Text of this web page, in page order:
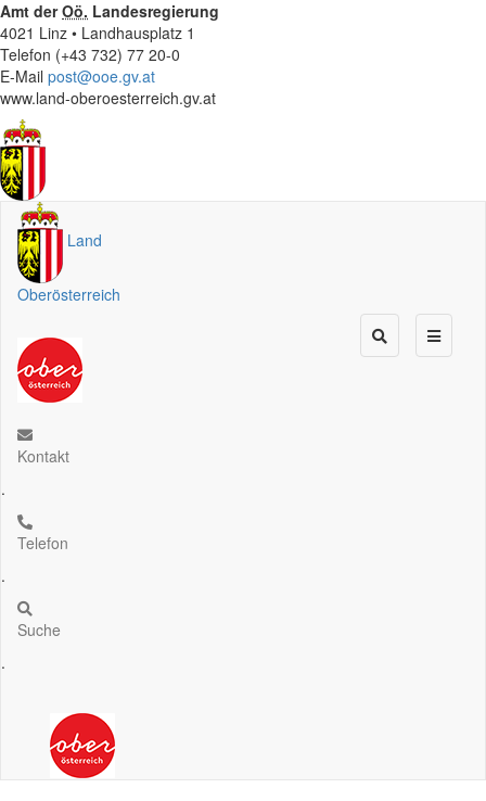
Amt derOö. Landesregierung
4021 Linz • Landhausplatz 1
Telefon (+43 732) 77 20-0
E-Mail post@ooe.gv.at
www.land-oberoesterreich.gv.at
Land
Oberösterreich
Kontakt
.
Telefon
.
Suche
.